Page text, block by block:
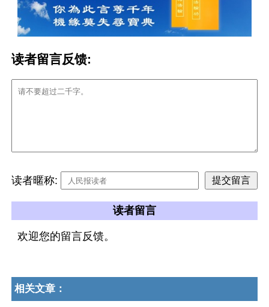
读者留言反馈:
读者暱称:
读者留言
欢迎您的留言反馈。
相关文章：